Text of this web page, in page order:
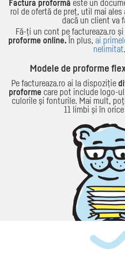
Factura proformă este un
rol de ofertă de preț, util mai
dacă un client va
Fă-ți un cont pe factureaza.ro și
proforme online.În plus, ai
nelimitat.
Modele de proforme
Pe factureaza.ro ai la dispoziție
proforme care pot include logo-
culorile şi fonturile. Mai mult,
11 limbi şi în